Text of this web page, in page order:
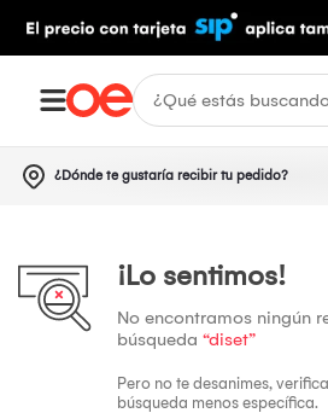
¿Dónde te gustaría recibir tu pedido?
¡Lo sentimos!
No encontramos ningún
búsqueda “diset”
Pero no te desanimes,
búsqueda menos específica.